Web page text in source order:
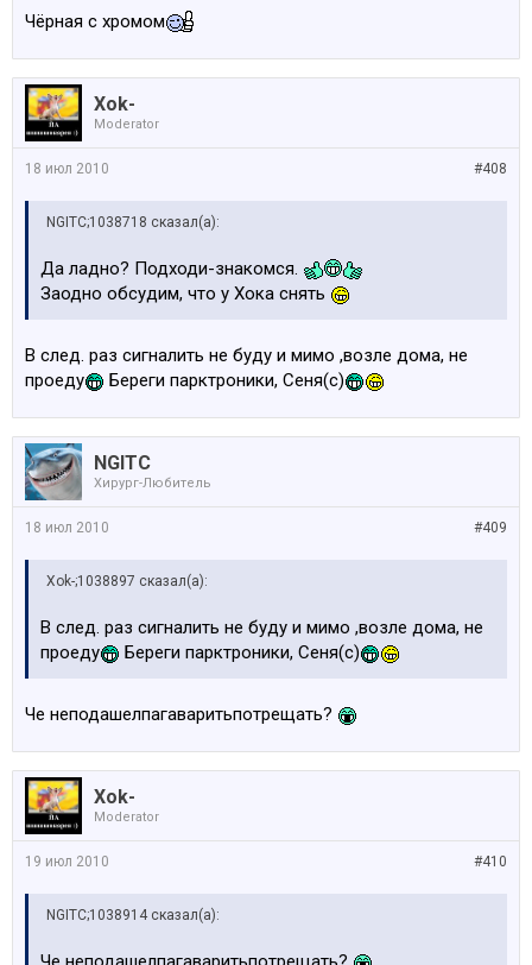
Чёрная с хромом
Xok-
Moderator
#408
18 июл 2010
NGITC;1038718 сказал(а):
Да ладно? Подходи-знакомся.
Заодно обсудим, что у Хока снять
В след. раз сигналить не буду и мимо ,возле дома, не
проеду
Береги парктроники, Сеня(с)
NGITC
Хирург-Любитель
#409
18 июл 2010
Xok-;1038897 сказал(а):
В след. раз сигналить не буду и мимо ,возле дома, не
проеду
Береги парктроники, Сеня(с)
Че неподашелпагаваритьпотрещать?
Xok-
Moderator
#410
19 июл 2010
NGITC;1038914 сказал(а):